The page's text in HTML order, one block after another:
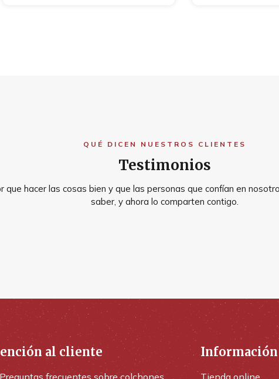
QUÉ DICEN NUESTROS CLIENTES
Testimonios
que hacer las cosas bien y que las personas que confían en
saber, y ahora lo comparten contigo.
al cliente
Preguntas frecuentes sobre colchones
Información
Tienda online